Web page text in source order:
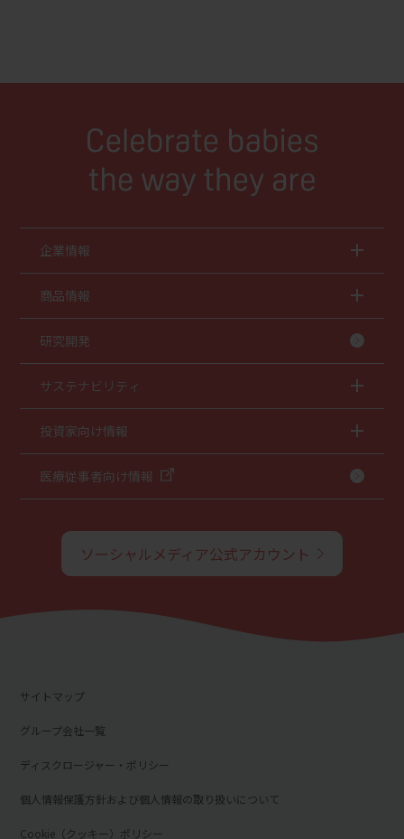
企業情報
商品情報
研究開発
サステナビリティ
投資家向け情報
医療従事者向け情報
ソーシャルメディア公式アカウント
サイトマップ
グループ会社一覧
ディスクロージャー・ポリシー
個人情報保護方針および個人情報の取り扱いについて
Cookie（クッキー）ポリシー